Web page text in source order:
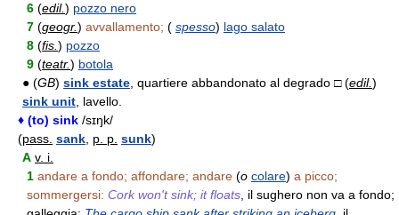
6 (edil.) pozzo nero
7 (geogr.) avvallamento; ( spesso) lago salato
8 (fis. ) pozzo
9 (teatr.) botola
● (GB) sink estate , quartiere abbandonato al degrado □ (edil.)
sink unit , lavello.
♦ (to) sink /sɪŋk/
(pass. sank p. p. sunk)
A v. i.
1 andare a fondo; affondare; andare (o colare) a picco;
sommergersi: Cork won't sink; it floats , il sughero non va a fondo;